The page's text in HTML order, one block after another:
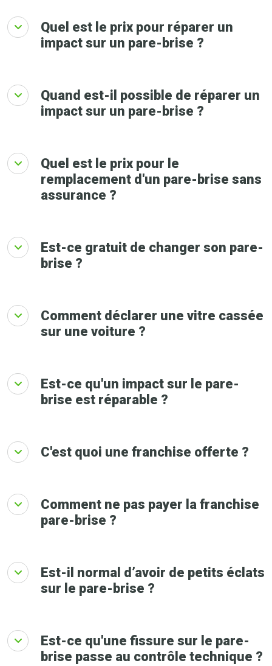
Quel est le prix pour réparer un
impact sur un pare-brise ?
Quand est-il possible de réparer un
impact sur un pare-brise ?
Quel est le prix pour le
remplacement d'un pare-brise sans
assurance ?
Est-ce gratuit de changer son pare-
brise ?
Comment déclarer une vitre cassée
sur une voiture ?
Est-ce qu'un impact sur le pare-
brise est réparable ?
C'est quoi une franchise offerte ?
Comment ne pas payer la franchise
pare-brise ?
Est-il normal d’avoir de petits éclats
sur le pare-brise ?
Est-ce qu'une fissure sur le pare-
brise passe au contrôle technique ?